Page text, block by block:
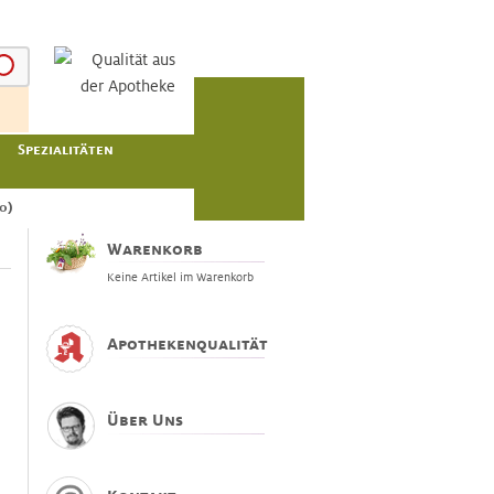
Spezialitäten
Warenkorb
Keine Artikel im Warenkorb
Apothekenqualität
Über Uns